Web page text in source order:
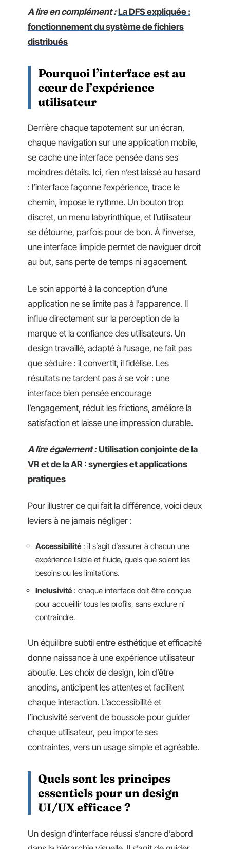
A lire en complément : La DFS expliquée :
fonctionnement du système de fichiers
distribués
Pourquoi l’interface est au
cœur de l’expérience
utilisateur
Derrière chaque tapotement sur un écran,
chaque navigation sur une application mobile,
se cache une interface pensée dans ses
moindres détails. Ici, rien n’est laissé au hasard
: l’interface façonne l’expérience, trace le
chemin, impose le rythme. Un bouton trop
discret, un menu labyrinthique, et l’utilisateur
se détourne, parfois pour de bon. À l’inverse,
une interface limpide permet de naviguer droit
au but, sans perte de temps ni agacement.
Le soin apporté à la conception d’une
application ne se limite pas à l’apparence. Il
influe directement sur la perception de la
marque et la confiance des utilisateurs. Un
design travaillé, adapté à l’usage, ne fait pas
que séduire : il convertit, il fidélise. Les
résultats ne tardent pas à se voir : une
interface bien pensée encourage
l’engagement, réduit les frictions, améliore la
satisfaction et laisse une impression durable.
A lire également : Utilisation conjointe de la
VR et de la AR : synergies et applications
pratiques
Pour illustrer ce qui fait la différence, voici deux
leviers à ne jamais négliger :
Accessibilité : il s’agit d’assurer à chacun une
expérience lisible et fluide, quels que soient les
besoins ou les limitations.
Inclusivité : chaque interface doit être conçue
pour accueillir tous les profils, sans exclure ni
contraindre.
Un équilibre subtil entre esthétique et efficacité
donne naissance à une expérience utilisateur
aboutie. Les choix de design, loin d’être
anodins, anticipent les attentes et facilitent
chaque interaction. L’accessibilité et
l’inclusivité servent de boussole pour guider
chaque utilisateur, peu importe ses
contraintes, vers un usage simple et agréable.
Quels sont les principes
essentiels pour un design
UI/UX efficace ?
Un design d’interface réussi s’ancre d’abord